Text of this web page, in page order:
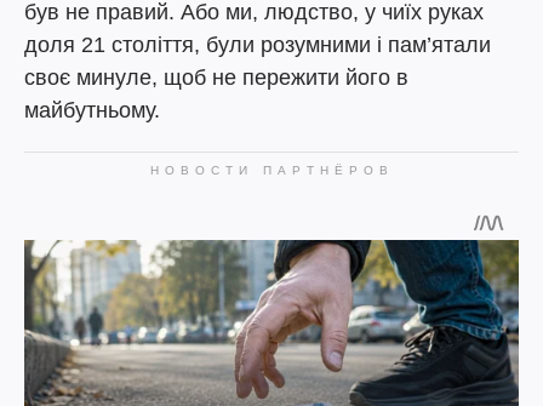
був не правий. Або ми, людство, у чиїх руках
доля 21 століття, були розумними і пам’ятали
своє минуле, щоб не пережити його в
майбутньому.